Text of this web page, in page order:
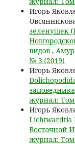
Игорь
зеленушек
видов ,
№ 3 (2019)
Игорь
журнал:
Игорь
Lichtwardtia
Восточной
журнал: